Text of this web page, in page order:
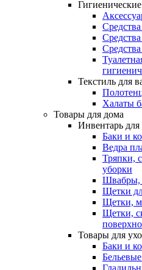
Текстиль для
Халаты
Товары для дома
Инвентарь для
Баки и
Ведра
Тряпки,
уборки
Швабры,
Щетки
Щетки,
Щетки,
Товары для
Баки и